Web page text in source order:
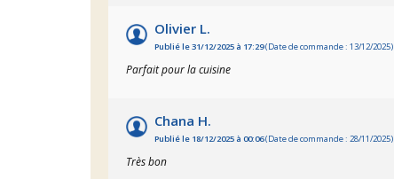
Olivier L.
Publié le 31/12/2025 à 17:29(Date de commande : 13/12/2025)
Parfait pour la cuisine
Chana H.
Publié le 18/12/2025 à 00:06(Date de commande : 28/11/2025)
Très bon